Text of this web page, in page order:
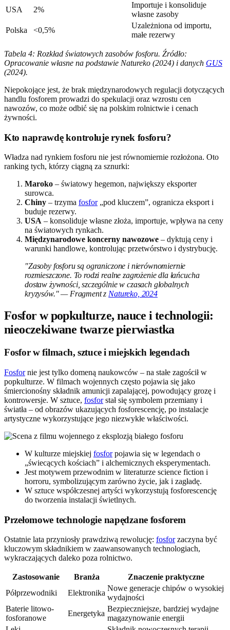
USA
2%
Importuje i konsoliduje
własne zasoby
Polska
<0,5%
Uzależniona od importu,
małe rezerwy
Tabela 4: Rozkład światowych zasobów fosforu. Źródło:
Opracowanie własne na podstawie Natureko (2024) i danych GUS
(2024).
Niepokojące jest, że brak międzynarodowych regulacji dotyczących
handlu fosforem prowadzi do spekulacji oraz wzrostu cen
nawozów, co może odbić się na polskim rolnictwie i cenach
żywności.
Kto naprawdę kontroluje rynek fosforu?
Władza nad rynkiem fosforu nie jest równomiernie rozłożona. Oto
ranking tych, którzy ciągną za sznurki:
Maroko – światowy hegemon, największy eksporter
surowca.
Chiny – trzyma fosfor„pod kluczem”, ogranicza eksport i
buduje rezerwy.
USA – konsoliduje własne złoża, importuje, wpływa na ceny
na światowych rynkach.
Międzynarodowe koncerny nawozowe – dyktują ceny i
warunki handlowe, kontrolując przetwórstwo i dystrybucję.
"Zasoby fosforu są ograniczone i nierównomiernie
rozmieszczone. To rodzi realne zagrożenie dla łańcucha
dostaw żywności, szczególnie w czasach globalnych
kryzysów." — Fragment zNatureko, 2024
Fosfor w popkulturze, nauce i technologii:
nieoczekiwane twarze pierwiastka
Fosfor w filmach, sztuce i miejskich legendach
Fosfornie jest tylko domeną naukowców – na stałe zagościł w
popkulturze. W filmach wojennych często pojawia się jako
śmiercionośny składnik amunicji zapalającej, powodujący grozę i
kontrowersje. W sztuce, fosforstał się symbolem przemiany i
światła – od obrazów ukazujących fosforescencję, po instalacje
artystyczne wykorzystujące jego niezwykłe właściwości.
W kulturze miejskiej fosforpojawia się w legendach o
„świecących kościach” i alchemicznych eksperymentach.
Jest motywem przewodnim w literaturze science fiction i
horroru, symbolizującym zarówno życie, jak i zagładę.
W sztuce współczesnej artyści wykorzystują fosforescencję
do tworzenia instalacji świetlnych.
Przełomowe technologie napędzane fosforem
Ostatnie lata przyniosły prawdziwą rewolucję: fosforzaczyna być
kluczowym składnikiem w zaawansowanych technologiach,
wykraczających daleko poza rolnictwo.
Zastosowanie Branża
Znaczenie praktyczne
Półprzewodniki
Elektronika
Nowe generacje chipów o wysokiej
wydajności
Baterie litowo-
fosforanowe
Energetyka
Bezpieczniejsze, bardziej wydajne
magazynowanie energii